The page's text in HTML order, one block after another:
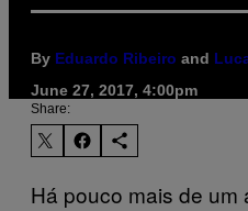
By Eduardo Ribeiro and
June 27, 2017, 4:00pm
Share:
Há pouco mais de um